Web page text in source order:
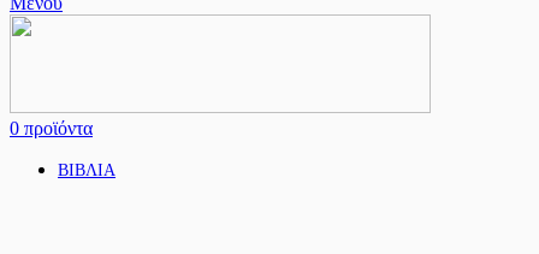
0 προϊόντα
ΒΙΒΛΙΑ